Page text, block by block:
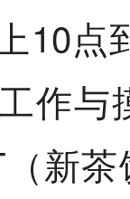
10点
作
新